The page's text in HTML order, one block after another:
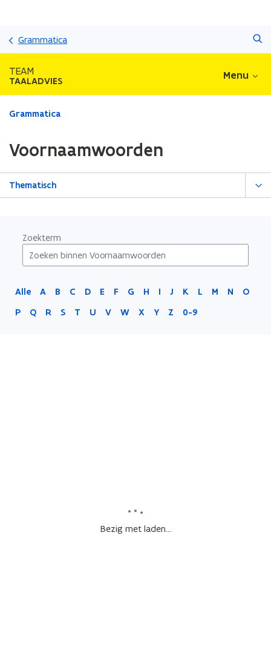
Grammatica
TEAM
TAALADVIES Menu
Gedaan
zich
op:
Voornaamwoorden
Grammatica
Voornaamwoorden
Thematisch
Zoekterm
Alle A B C D E F G H I J K L M N
O
P
Q R S T U V W X Y Z 0-9
Bezig met laden...